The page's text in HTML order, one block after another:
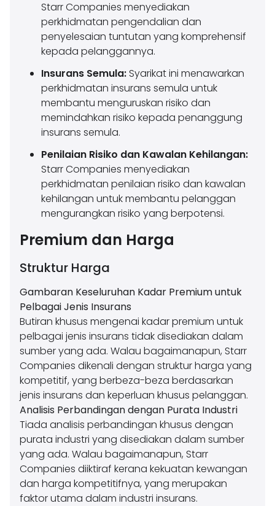
Starr Companies menyediakan
perkhidmatan pengendalian dan
penyelesaian tuntutan yang komprehensif
kepada pelanggannya.
Insurans Semula: Syarikat ini menawarkan
perkhidmatan insurans semula untuk
membantu menguruskan risiko dan
memindahkan risiko kepada penanggung
insurans semula.
Penilaian Risiko dan Kawalan Kehilangan:
Starr Companies menyediakan
perkhidmatan penilaian risiko dan kawalan
kehilangan untuk membantu pelanggan
mengurangkan risiko yang berpotensi.
Premium dan Harga
Struktur Harga
Gambaran Keseluruhan Kadar Premium untuk
Pelbagai Jenis Insurans
Butiran khusus mengenai kadar premium untuk
pelbagai jenis insurans tidak disediakan dalam
sumber yang ada. Walau bagaimanapun, Starr
Companies dikenali dengan struktur harga yang
kompetitif, yang berbeza-beza berdasarkan
jenis insurans dan keperluan khusus pelanggan.
Analisis Perbandingan dengan Purata Industri
Tiada analisis perbandingan khusus dengan
purata industri yang disediakan dalam sumber
yang ada. Walau bagaimanapun, Starr
Companies diiktiraf kerana kekuatan kewangan
dan harga kompetitifnya, yang merupakan
faktor utama dalam industri insurans.